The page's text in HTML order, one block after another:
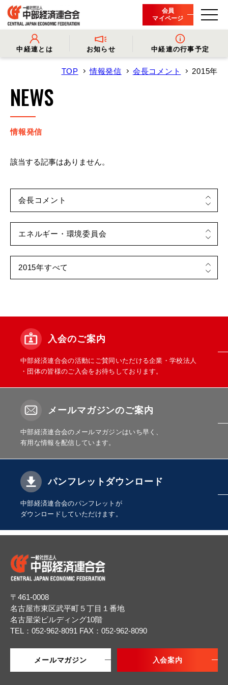
会員
マイページ
中経連とは
- 会長挨拶
- 役員名簿
- 会員一覧
お知らせ
- プレスリリース
- 会長コメント
- イベント・セミナー
中経連の行事予定
TOP 情報発信 会長コメント 2015年
NEWS
情報発信
該当する記事はありません。
入会のご案内
中部経済連合会の活動にご賛同いただける企業・学校法人
・団体の皆様のご入会をお待ちしております。
メールマガジンのご案内
中部経済連合会のメールマガジンはいち早く、
有用な情報を配信しています。
パンフレットダウンロード
中部経済連合会のパンフレットが
ダウンロードしていただけます。
〒461-0008
名古屋市東区武平町５丁目１番地
名古屋栄ビルディング10階
TEL：052-962-8091 FAX：052-962-8090
メールマガジン 入会案内